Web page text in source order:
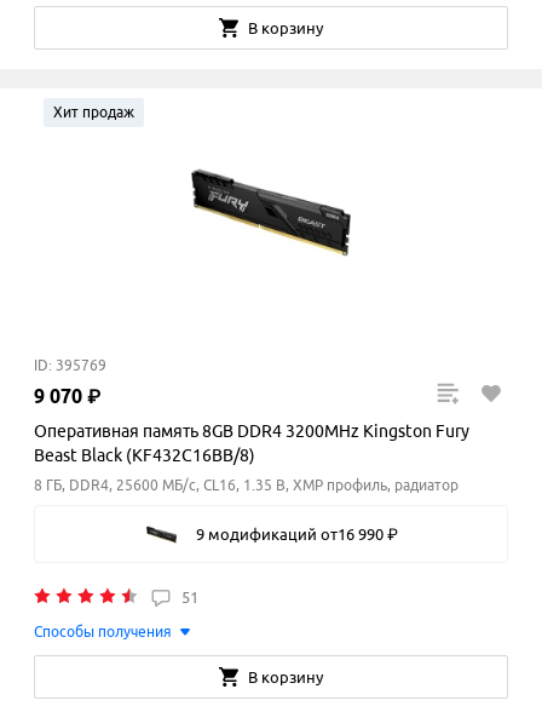
В корзину
Хит продаж
ID: 395769
9 070 ₽
Оперативная память 8GB DDR4 3200MHz Kingston Fury
Beast Black (KF432C16BB/8)
8 ГБ, DDR4, 25600 МБ/с, CL16, 1.35 В, XMP профиль, радиатор
9 модификаций от16 990 ₽
51
Способы получения
В корзину